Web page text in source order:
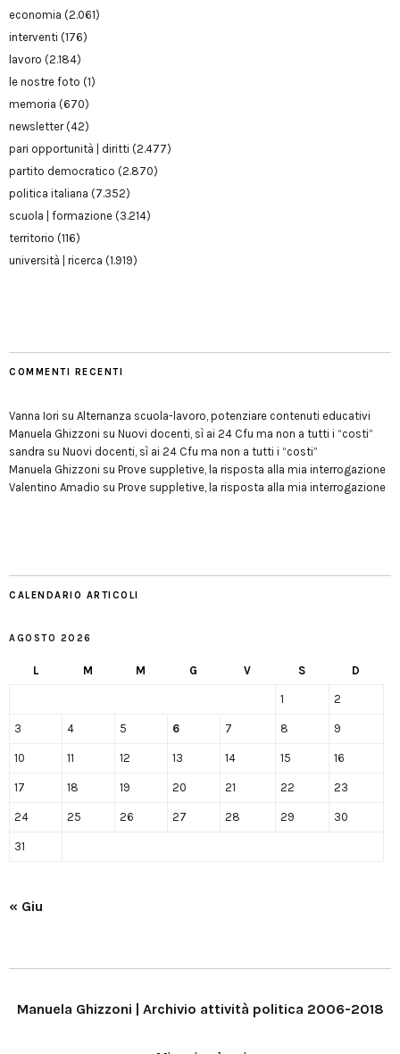
economia (2.061)
interventi (176)
lavoro (2.184)
le nostre foto (1)
memoria (670)
newsletter(42)
pari opportunità | diritti (2.477)
partito democratico (2.870)
politica italiana (7.352)
scuola | formazione (3.214)
territorio (116)
università | ricerca (1.919)
COMMENTI RECENTI
Vanna Iori su Alternanza scuola-lavoro, potenziare contenuti educativi
Manuela Ghizzoni su Nuovi docenti, sì ai 24 Cfu ma non a tutti i “costi”
sandra su Nuovi docenti, sì ai 24 Cfu ma non a tutti i “costi”
Manuela Ghizzoni su Prove suppletive, la risposta alla mia interrogazione
Valentino Amadio su Prove suppletive, la risposta alla mia interrogazione
CALENDARIO ARTICOLI
AGOSTO 2026
L M M G V S D
1 2
3 4 5 6 7 8 9
10 11 12 13 14 15 16
17 18 19 20 21 22 23
24 25 26 27 28 29 30
31
« Giu
Manuela Ghizzoni | Archivio attività politica 2006-2018